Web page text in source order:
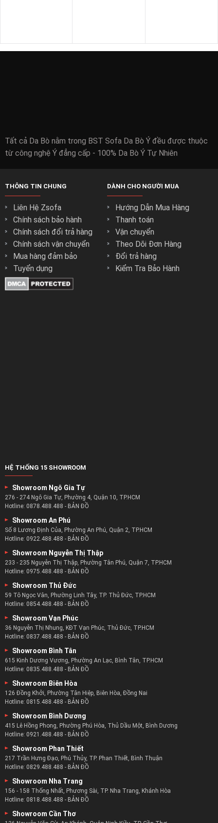
Tất cả Da Bò nằm trong BST Sofa Da Bò Ý đều được thuộc
từ công nghệ Ý đẳng cấp - 100% Da Bò Ý Tự Nhiên
THÔNG TIN CHUNG
Liên Hệ Zsofa
Chính sách bảo hành
Chính sách đổi trả hàng
Chính sách vận chuyển
Mua hàng đảm bảo
Tuyển dụng
DÀNH CHO NGƯỜI MUA
Hướng Dẫn Mua Hàng
Thanh toán
Vận chuyển
Theo Dõi Đơn Hàng
Đổi trả hàng
Kiểm Tra Bảo Hành
HỆ THỐNG 15 SHOWROOM
Showroom Ngô Gia Tự
276 - 274 Ngô Gia Tự, Phường 4, Quận 10, TP.HCM
Hotline: 0878.488.488 - BẢN ĐỒ
Showroom An Phú
Số 8 Lương Định Của, Phường An Phú, Quận 2, TP.HCM
Hotline: 0922.488.488 - BẢN ĐỒ
Showroom Nguyễn Thị Thập
233 - 235 Nguyễn Thị Thập, Phường Tân Phú, Quận 7, TP.HCM
Hotline: 0975.488.488 - BẢN ĐỒ
Showroom Thủ Đức
59 Tô Ngọc Vân, Phường Linh Tây, TP. Thủ Đức, TP.HCM
Hotline: 0854.488.488 - BẢN ĐỒ
Showroom Vạn Phúc
36 Nguyễn Thị Nhung, KĐT Vạn Phúc, Thủ Đức, TP.HCM
Hotline: 0837.488.488 - BẢN ĐỒ
Showroom Bình Tân
615 Kinh Dương Vương, Phường An Lạc, Bình Tân, TP.HCM
Hotline: 0835.488.488 - BẢN ĐỒ
Showroom Biên Hòa
126 Đồng Khởi, Phường Tân Hiệp, Biên Hòa, Đồng Nai
Hotline: 0815.488.488 - BẢN ĐỒ
Showroom Bình Dương
415 Lê Hồng Phong, Phường Phú Hòa, Thủ Dầu Một, Bình Dương
Hotline: 0921.488.488 - BẢN ĐỒ
Showroom Phan Thiết
217 Trần Hưng Đạo, Phú Thủy, TP. Phan Thiết, Bình Thuận
Hotline: 0829.488.488 - BẢN ĐỒ
Showroom Nha Trang
156 - 158 Thống Nhất, Phương Sài, TP. Nha Trang, Khánh Hòa
Hotline: 0818.488.488 - BẢN ĐỒ
Showroom Cần Thơ